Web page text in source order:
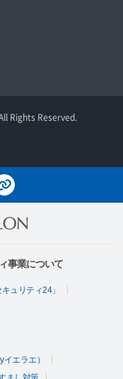
Rights Reserved.
事業について
ュリティ24」
エラエ）